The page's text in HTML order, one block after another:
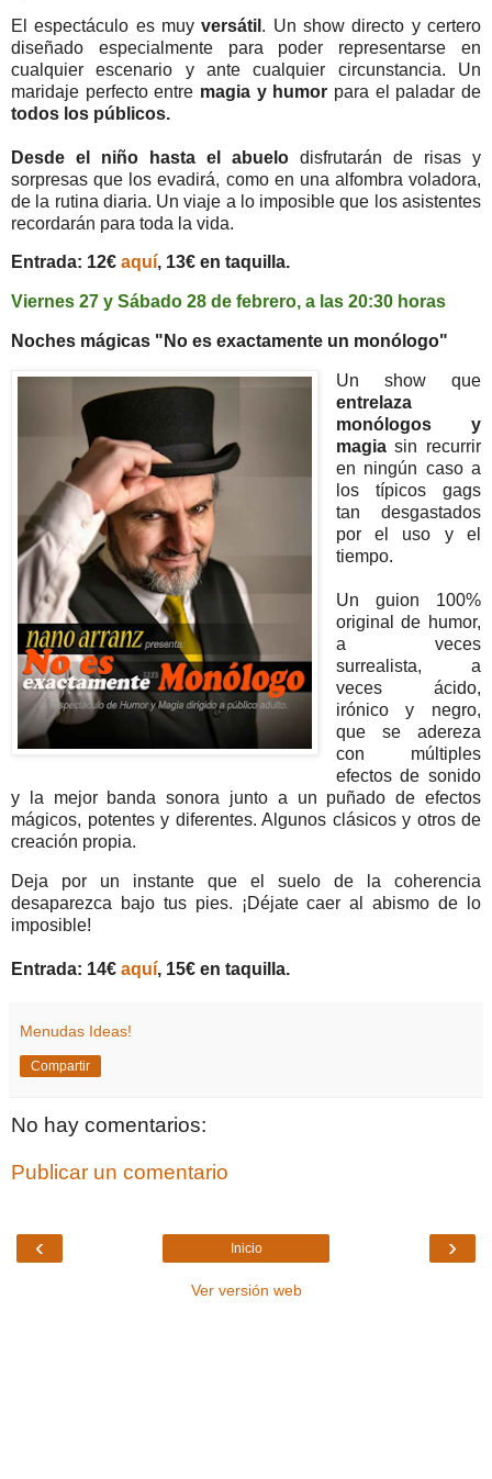
El espectáculo es muy versátil . Un show directo y certero
diseñado especialmente para poder representarse en
cualquier escenario y ante cualquier circunstancia. Un
maridaje perfecto entre magia y humor para el paladar de
todos los públicos.
Desde el niño hasta el abuelo disfrutarán de risas y
sorpresas que los evadirá, como en una alfombra voladora,
de la rutina diaria. Un viaje a lo imposible que los asistentes
recordarán para toda la vida.
Entrada: 12€ aquí, 13€ en taquilla.
Viernes 27 y Sábado 28 de febrero, a las 20:30 horas
Noches mágicas "No es exactamente un monólogo"
Un show que
entrelaza
monólogos y
magiasin recurrir
en ningún caso a
los típicos gags
tan desgastados
por el uso y el
tiempo.
Un guion 100%
original de humor,
a veces
surrealista, a
veces ácido,
irónico y negro,
que se adereza
con múltiples
efectos de sonido
y la mejor banda sonora junto a un puñado de efectos
mágicos, potentes y diferentes. Algunos clásicos y otros de
creación propia.
Deja por un instante que el suelo de la coherencia
desaparezca bajo tus pies. ¡Déjate caer al abismo de lo
imposible!
Entrada: 14€ aquí, 15€ en taquilla.
Menudas Ideas!
Compartir
No hay comentarios:
Publicar un comentario
‹ ›
Inicio
Ver versión web